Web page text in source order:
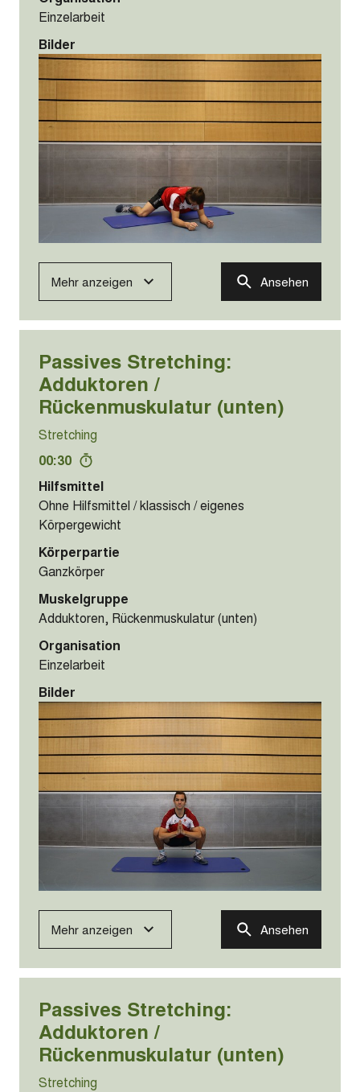
Einzelarbeit
Bilder
Mehr anzeigen Ansehen
Passives Stretching:
Adduktoren /
Rückenmuskulatur (unten)
Stretching
00:30
Hilfsmittel
Ohne Hilfsmittel / klassisch / eigenes
Körpergewicht
Körperpartie
Ganzkörper
Muskelgruppe
Adduktoren, Rückenmuskulatur (unten)
Organisation
Einzelarbeit
Bilder
Mehr anzeigen Ansehen
Passives Stretching:
Adduktoren /
Rückenmuskulatur (unten)
Stretching